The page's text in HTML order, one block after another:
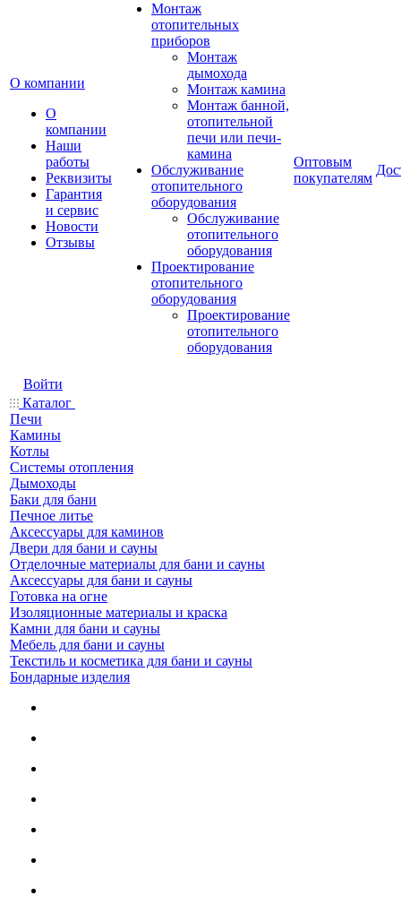
О компании
О
компании
Наши
работы
Реквизиты
Гарантия
и сервис
Новости
Отзывы
Монтаж
отопительных
приборов
Монтаж
дымохода
Монтаж камина
Монтаж банной,
отопительной
печи или печи-
камина
Обслуживание
отопительного
оборудования
Обслуживание
отопительного
оборудования
Проектирование
отопительного
оборудования
Проектирование
отопительного
оборудования
Оптовым
покупателям
Войти
Каталог
Печи
Камины
Котлы
Системы отопления
Дымоходы
Баки для бани
Печное литье
Аксессуары для каминов
Двери для бани и сауны
Отделочные материалы для бани и сауны
Аксессуары для бани и сауны
Готовка на огне
Изоляционные материалы и краска
Камни для бани и сауны
Мебель для бани и сауны
Текстиль и косметика для бани и сауны
Бондарные изделия